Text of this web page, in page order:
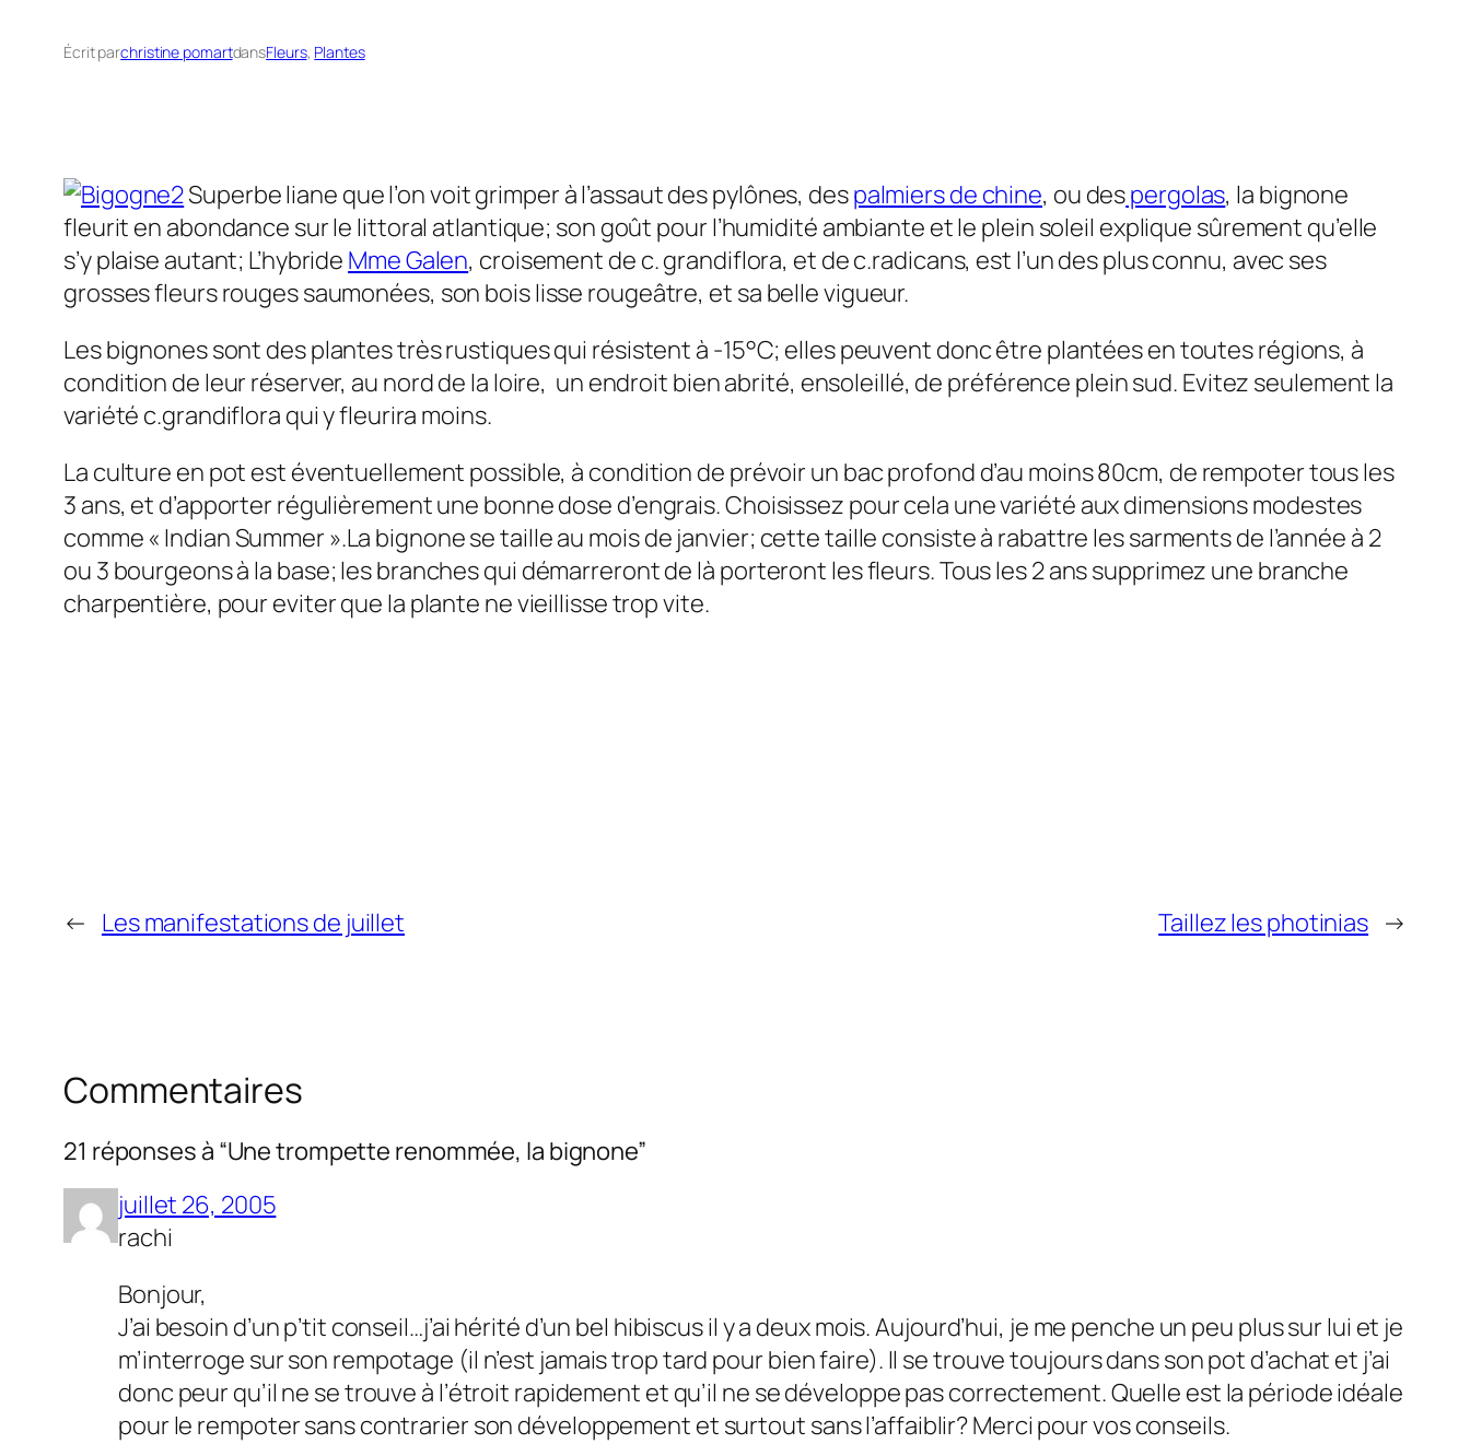
Écrit parchristine pomartdansFleurs, Plantes
Superbe liane que l’on voit grimper à l’assaut des pylônes, despalmiers de chine, ou despergolas, la bignone
fleurit en abondance sur le littoral atlantique; son goût pour l’humidité ambiante et le plein soleil explique sûrement qu’elle
s’y plaise autant; L’hybride Mme Galen, croisement de c. grandiflora, et de c.radicans, est l’un des plus connu, avec ses
grosses fleurs rouges saumonées, son bois lisse rougeâtre, et sa belle vigueur.
Les bignones sont des plantes très rustiques qui résistent à -15°C; elles peuvent donc être plantées en toutes régions, à
condition de leur réserver, au nord de la loire, un endroit bien abrité, ensoleillé, de préférence plein sud. Evitez seulement la
variété c.grandiflora qui y fleurira moins.
La culture en pot est éventuellement possible, à condition de prévoir un bac profond d’au moins 80cm, de rempoter tous les
3 ans, et d’apporter régulièrement une bonne dose d’engrais. Choisissez pour cela une variété aux dimensions modestes
comme « Indian Summer ».La bignone se taille au mois de janvier; cette taille consiste à rabattre les sarments de l’année à 2
ou 3 bourgeons à la base; les branches qui démarreront de là porteront les fleurs. Tous les 2 ans supprimez une branche
charpentière, pour eviter que la plante ne vieillisse trop vite.
← Les manifestations de juillet Taillez les photinias →
Commentaires
21 réponses à “Une trompette renommée, la bignone”
juillet 26, 2005
rachi
Bonjour,
J’ai besoin d’un p’tit conseil…j’ai hérité d’un bel hibiscus il y a deux mois. Aujourd’hui, je me penche un peu plus sur lui et je
m’interroge sur son rempotage (il n’est jamais trop tard pour bien faire). Il se trouve toujours dans son pot d’achat et j’ai
donc peur qu’il ne se trouve à l’étroit rapidement et qu’il ne se développe pas correctement. Quelle est la période idéale
pour le rempoter sans contrarier son développement et surtout sans l’affaiblir? Merci pour vos conseils.